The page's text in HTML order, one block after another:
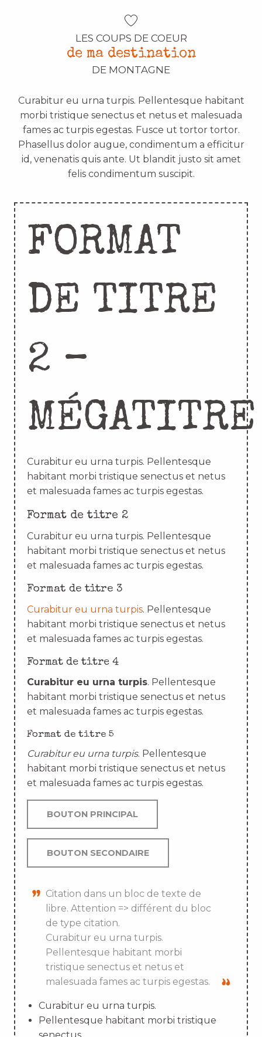
LES COUPS DE COEUR
de ma destination
DE MONTAGNE
Curabitur eu urna turpis. Pellentesque habitant
morbi tristique senectus et netus et malesuada
fames ac turpis egestas. Fusce ut tortor tortor.
Phasellus dolor augue, condimentum a efficitur
id, venenatis quis ante. Ut blandit justo sit amet
felis condimentum suscipit.
FORMAT
DE TITRE
2 –
MÉGATITRE
Curabitur eu urna turpis. Pellentesque
habitant morbi tristique senectus et netus
et malesuada fames ac turpis egestas.
Format de titre 2
Curabitur eu urna turpis. Pellentesque
habitant morbi tristique senectus et netus
et malesuada fames ac turpis egestas.
Format de titre 3
Curabitur eu urna turpis. Pellentesque
habitant morbi tristique senectus et netus
et malesuada fames ac turpis egestas.
Format de titre 4
Curabitur eu urna turpis. Pellentesque
habitant morbi tristique senectus et netus
et malesuada fames ac turpis egestas.
Format de titre 5
Curabitur eu urna turpis. Pellentesque
habitant morbi tristique senectus et netus
et malesuada fames ac turpis egestas.
BOUTON PRINCIPAL
BOUTON SECONDAIRE
Citation dans un bloc de texte de
libre. Attention => différent du bloc
de type citation.
Curabitur eu urna turpis.
Pellentesque habitant morbi
tristique senectus et netus et
malesuada fames ac turpis egestas.
Curabitur eu urna turpis.
Pellentesque habitant morbi tristique